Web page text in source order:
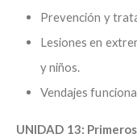
Prevención y
Lesiones en
y niños.
Vendajes
UNIDAD 13: